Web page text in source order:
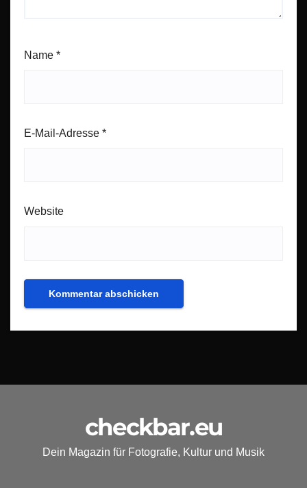
Name *
E-Mail-Adresse *
Website
checkbar.eu
Dein Magazin für Fotografie, Kultur und Musik